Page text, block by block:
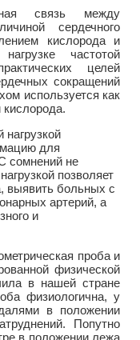
связь между
сердечного
кислорода и
частотой
целей
сокращений
используется как
кислорода.
для
сомнений не
позволяет
выявить больных с
артерий, а
и
проба и
физической
в нашей стране
физиологична, у
в положении
Попутно
в положении лежа